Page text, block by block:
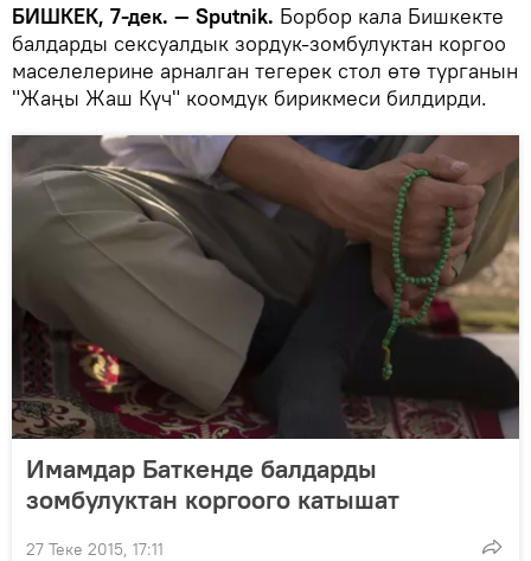
БИШКЕК, 7-дек. — Sputnik. Борбор кала Бишкекте
балдарды сексуалдык зордук-зомбулуктан коргоо
маселелерине арналган тегерек стол өтө турганын
"Жаңы Жаш Күч" коомдук бирикмеси билдирди.
Имамдар Баткенде балдарды
зомбулуктан коргоого катышат
27 Теке 2015, 17:11